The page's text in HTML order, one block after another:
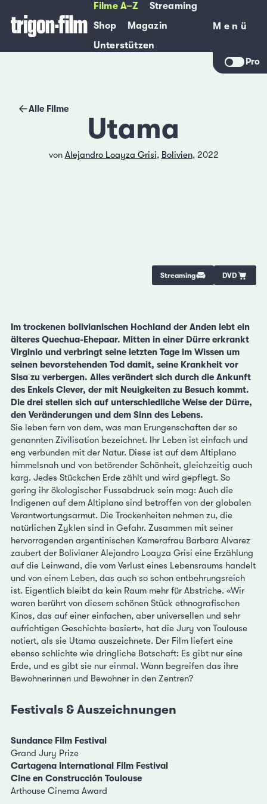
Filme A–Z
Streaming
Shop
Magazin
Unterstützen
Menü
Menü
Pro
Alle Filme
Utama
von Alejandro Loayza Grisi, Bolivien, 2022
Streaming DVD
Im trockenen bolivianischen Hochland der Anden lebt ein
älteres Quechua-Ehepaar. Mitten in einer Dürre erkrankt
Virginio und verbringt seine letzten Tage im Wissen um
seinen bevorstehenden Tod damit, seine Krankheit vor
Sisa zu verbergen. Alles verändert sich durch die Ankunft
des Enkels Clever, der mit Neuigkeiten zu Besuch kommt.
Die drei stellen sich auf unterschiedliche Weise der Dürre,
den Veränderungen und dem Sinn des Lebens.
Sie leben fern von dem, was man Erungenschaften der so
genannten Zivilisation bezeichnet. Ihr Leben ist einfach und
eng verbunden mit der Natur. Diese ist auf dem Altiplano
himmelsnah und von betörender Schönheit, gleichzeitig auch
karg. Jedes Stückchen Erde zählt und wird gepflegt. So
gering ihr ökologischer Fussabdruck sein mag: Auch die
Indigenen auf dem Altiplano sind betroffen von der globalen
Verantwortungsarmut. Die Trockenheiten nehmen zu, die
natürlichen Zyklen sind in Gefahr. Zusammen mit seiner
hervorragenden argentinischen Kamerafrau Barbara Alvarez
zaubert der Bolivianer Alejandro Loayza Grisi eine Erzählung
auf die Leinwand, die vom Verlust eines Lebensraums handelt
und von einem Leben, das auch so schon entbehrungsreich
ist. Eigentlich bleibt da kein Raum mehr für Abstriche. «Wir
waren berührt von diesem schönen Stück ethnografischen
Kinos, das auf einer einfachen, aber universellen und sehr
aufrichtigen Geschichte basiert», hat die Jury von Toulouse
notiert, als sie Utama auszeichnete. Der Film liefert eine
ebenso schlichte wie dringliche Botschaft: Es gibt nur eine
Erde, und es gibt sie nur einmal. Wann begreifen das ihre
Bewohnerinnen und Bewohner in den Zentren?
Festivals & Auszeichnungen
Sundance Film Festival
Grand Jury Prize
Cartagena International Film Festival
Cine en Construcción Toulouse
Arthouse Cinema Award